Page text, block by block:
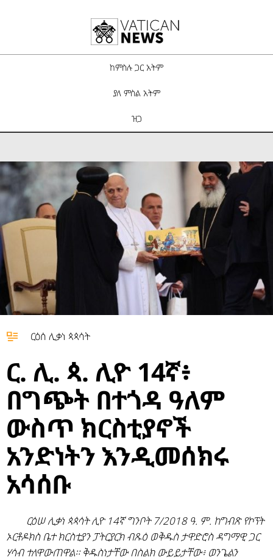
ከምስሉ ጋር አትም
ያለ ምስል አትም
ዝጋ
ርዕሰ ሊቃነ ጳጳሳት
ር. ሊ. ጳ. ሊዮ 14ኛ፥
በግጭት በተጎዳ ዓለም
ውስጥ ክርስቲያኖች
አንድነትን እንዲመሰክሩ
አሳሰቡ
ርዕሠ ሊቃነ ጳጳሳት ሊዮ 14ኛ ግንቦት 7/2018 ዓ. ም. ከግብጽ የኮፕት
ኦርቶዶክስ ቤተ ክርስቲያን ፓትርያርክ ብጹዕ ወቅዱስ ታዋድሮስ ዳግማዊ ጋር
ሃሳብ ተለዋውጠዋል። ቅዱስነታቸው በስልክ ውይይታቸው፥ ወንጌልን